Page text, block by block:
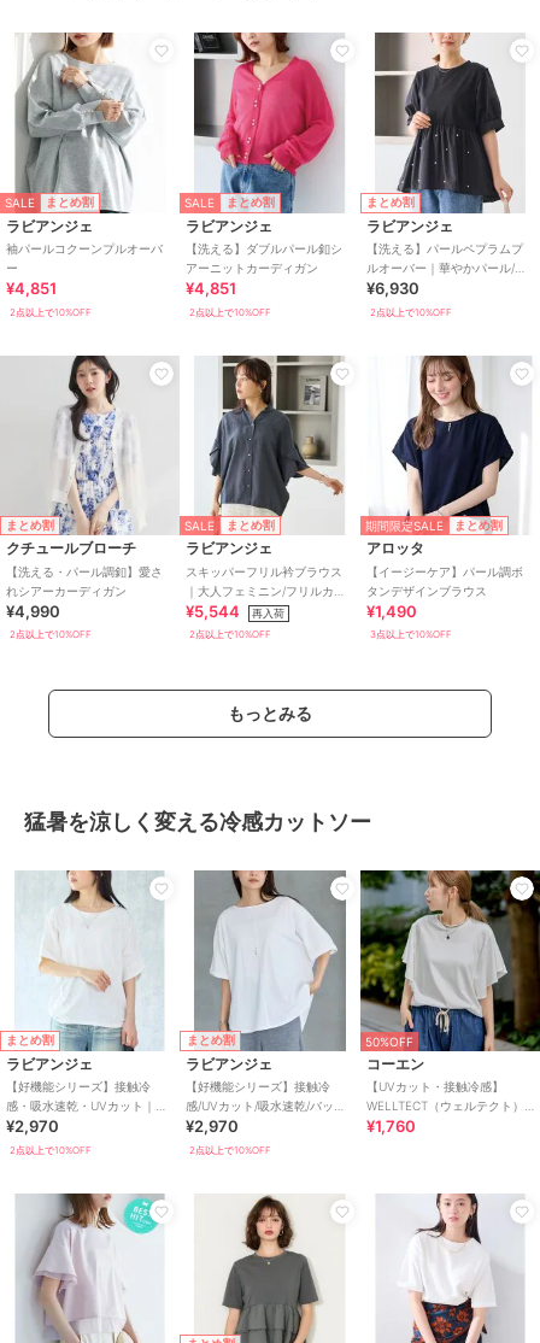
SALE まとめ割
ラビアンジェ
袖パールコクーンプルオーバ
ー
¥4,851
2点以上で10%OFF
SALE まとめ割
ラビアンジェ
【洗える】ダブルパール釦シ
アーニットカーディガン
¥4,851
2点以上で10%OFF
まとめ割
ラビアンジェ
【洗える】パールペプラムプ
ルオーバー｜華やかパール/大
人フェミニン/異素材ドッキン
グ/体型カバー
¥6,930
2点以上で10%OFF
まとめ割
クチュールブローチ
【洗える・パール調釦】愛さ
れシアーカーディガン
¥4,990
2点以上で10%OFF
SALE まとめ割
ラビアンジェ
スキッパーフリル衿ブラウス
｜大人フェミニン/フリルカラ
ー/パール釦/フレアスリーブ/V
ネック
¥5,544 再入荷
2点以上で10%OFF
期間限定SALE まとめ割
アロッタ
【イージーケア】パール調ボ
タンデザインブラウス
¥1,490
3点以上で10%OFF
もっとみる
猛暑を涼しく変える冷感カットソー
まとめ割
ラビアンジェ
【好機能シリーズ】接触冷
感・吸水速乾・UVカット｜切
替ワイドドルマンプルオーバ
ー
¥2,970
2点以上で10%OFF
まとめ割
ラビアンジェ
【好機能シリーズ】接触冷
感/UVカット/吸水速乾/バック
タックプルオーバー｜キレイ
見えTシャツ
¥2,970
2点以上で10%OFF
50%OFF
コーエン
【UVカット・接触冷感】
WELLTECT（ウェルテクト）
USAコットン フレアスリーブ
¥1,760